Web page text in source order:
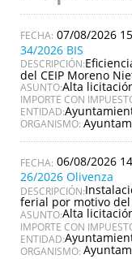
07/08/2026
34/2026 BIS
DESCRIPCIÓN:
del CEIP Moreno
ASUNTO:Alta
IMPORTE CON
ENTIDAD:
ORGANISMO:
06/08/2026
26/2026 Olivenza
DESCRIPCIÓN:
ferial por motivo
ASUNTO:Alta
IMPORTE CON
ENTIDAD:
ORGANISMO: